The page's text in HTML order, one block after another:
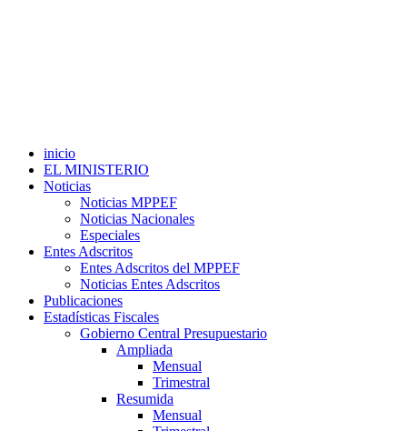
inicio
EL MINISTERIO
Noticias
Noticias MPPEF
Noticias Nacionales
Especiales
Entes Adscritos
Entes Adscritos del MPPEF
Noticias Entes Adscritos
Publicaciones
Estadísticas Fiscales
Gobierno Central Presupuestario
Ampliada
Mensual
Trimestral
Resumida
Mensual